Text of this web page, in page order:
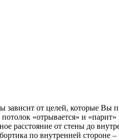
зависит от целей, которые Вы
«отрывается» и
расстояние от стены до
по внутренней стороне